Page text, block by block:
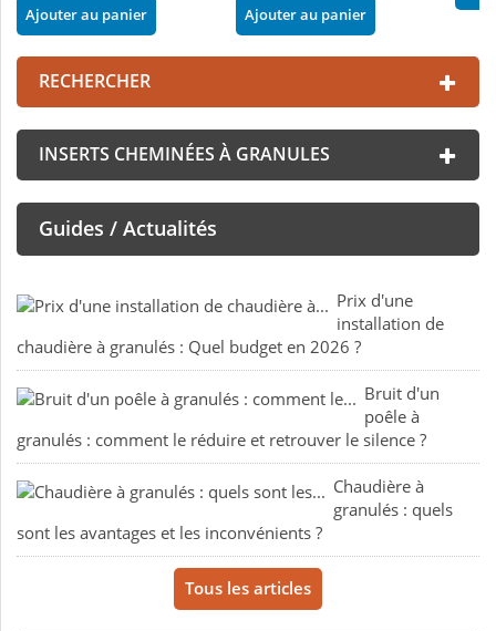
Ajouter au panier
Ajouter au panier
RECHERCHER
INSERTS CHEMINÉES À GRANULES
Guides / Actualités
Prix d'une
installation de
chaudière à granulés : Quel budget en 2026 ?
Bruit d'un
poêle à
granulés : comment le réduire et retrouver le silence ?
Chaudière à
granulés : quels
sont les avantages et les inconvénients ?
Tous les articles